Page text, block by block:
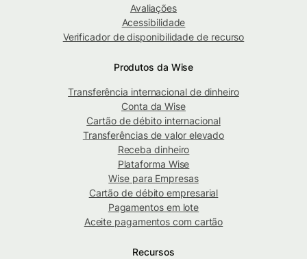
Avaliações
Acessibilidade
Verificador de disponibilidade de recurso
Produtos da Wise
Transferência internacional de dinheiro
Conta da Wise
Cartão de débito internacional
Transferências de valor elevado
Receba dinheiro
Plataforma Wise
Wise para Empresas
Cartão de débito empresarial
Pagamentos em lote
Aceite pagamentos com cartão
Recursos